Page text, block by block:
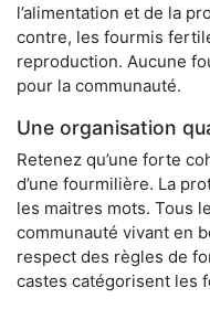
l’alimentation et de la
contre, les fourmis
reproduction. Aucune
pour la communauté.
Une organisation
Retenez qu’une forte
d’une fourmilière. La
les maitres mots. Tous
communauté vivant en
respect des règles de
castes catégorisent les